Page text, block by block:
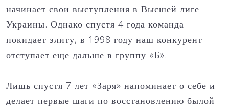
начинает свои выступления в Высшей лиге
Украины. Однако спустя 4 года команда
покидает элиту, в 1998 году наш конкурент
отступает еще дальше в группу «Б».
Лишь спустя 7 лет «Заря» напоминает о себе и
делает первые шаги по восстановлению былой